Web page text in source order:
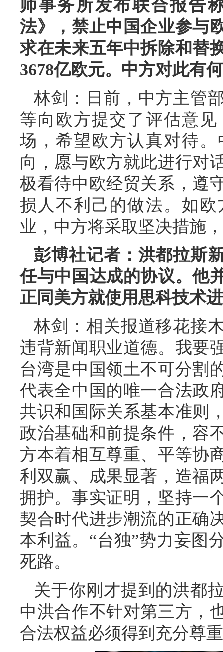
师事务所发布联合报告
法》，禁止中国企业参与
求在未来五年中拆除和替
3678亿欧元。中方对此有
林剑：日前，中方主管
等向欧方提交了评估意
场，希望欧方认真对待
向，愿与欧方就此进行对
极看待中欧经贸关系，遵
损人不利己的做法。如
业，中方将采取坚决措施
彭博社记者：洪都拉斯
任与中国达成的协议。他
正同美方就使用思科技术
林剑：相关报道移花接
违背新闻职业道德。我要
台湾是中国领土不可分割
代表全中国的唯一合法政
共识和国际关系基本准则
政治基础和前提条件，容
方本着相互尊重、平等协
利双赢、成果显著，造福
拥护。事实证明，坚持一
契合时代进步潮流的正确
本利益。“台独”势力妄图
死路。
关于你刚才提到的洪都
中洪合作不针对第三方，
合法权益必须得到充分尊